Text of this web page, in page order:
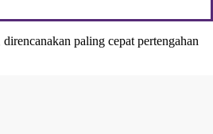
paling cepat pertengahan